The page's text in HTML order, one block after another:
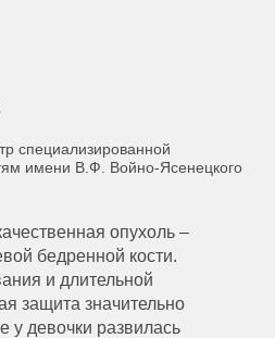
специализированной
имени В.Ф. Войно-Ясенецкого
опухоль –
бедренной кости.
и длительной
защита значительно
у девочки развилась